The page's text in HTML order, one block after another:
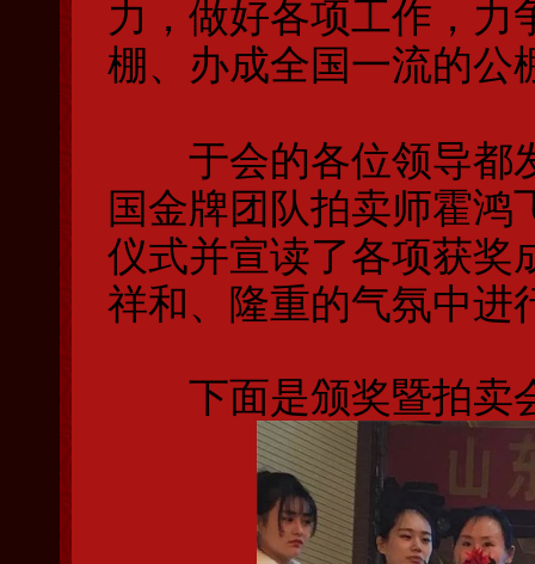
力，做好各项工作，力
棚、办成全国一流的公
于会的各位领导都
国金牌团队拍卖师霍鸿
仪式并宣读了各项获奖
祥和、隆重的气氛中进
下面是颁奖暨拍卖